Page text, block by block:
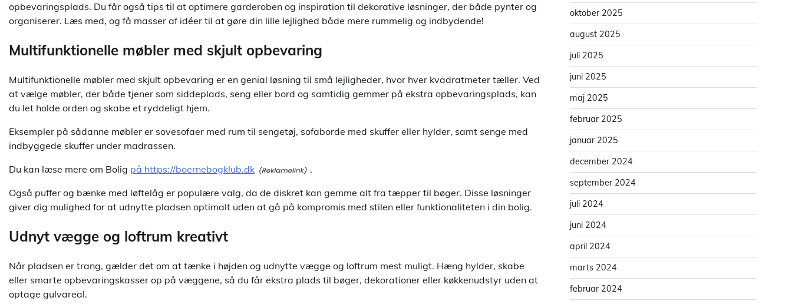
opbevaringsplads. Du får også tips til at optimere garderoben og inspiration til dekorative løsninger, der både pynter og
organiserer. Læs med, og få masser af idéer til at gøre din lille lejlighed både mere rummelig og indbydende!
Multifunktionelle møbler med skjult opbevaring
Multifunktionelle møbler med skjult opbevaring er en genial løsning til små lejligheder, hvor hver kvadratmeter tæller. Ved
at vælge møbler, der både tjener som siddeplads, seng eller bord og samtidig gemmer på ekstra opbevaringsplads, kan
du let holde orden og skabe et ryddeligt hjem.
Eksempler på sådanne møbler er sovesofaer med rum til sengetøj, sofaborde med skuffer eller hylder, samt senge med
indbyggede skuffer under madrassen.
Du kan læse mere om Bolig på https://boernebogklub.dk
.
Også puffer og bænke med løftelåg er populære valg, da de diskret kan gemme alt fra tæpper til bøger. Disse løsninger
giver dig mulighed for at udnytte pladsen optimalt uden at gå på kompromis med stilen eller funktionaliteten i din bolig.
Udnyt vægge og loftrum kreativt
Når pladsen er trang, gælder det om at tænke i højden og udnytte vægge og loftrum mest muligt. Hæng hylder, skabe
eller smarte opbevaringskasser op på væggene, så du får ekstra plads til bøger, dekorationer eller køkkenudstyr uden at
optage gulvareal.
oktober 2025
august 2025
juli 2025
juni 2025
maj 2025
februar 2025
januar 2025
december 2024
september 2024
juli 2024
juni 2024
april 2024
marts 2024
februar 2024